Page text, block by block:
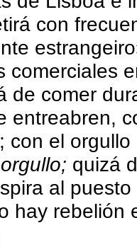
con
comerciales
de comer
entreabren,
con el
quizá
al
hay